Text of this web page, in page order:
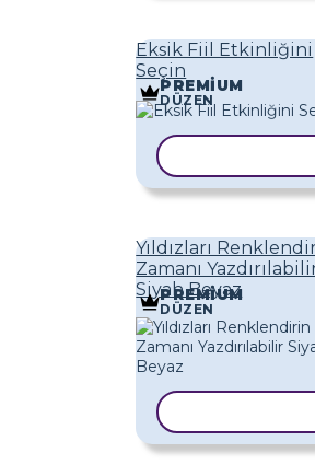
Eksik Fiil Etkinliğini
Seçin
PREMIUM
DÜZEN
Yıldızları
Zamanı
Siyah Beyaz
PREMIUM
DÜZEN